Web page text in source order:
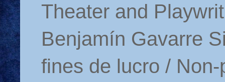
Theater and
Benjamín Gavarre
fines de lucro /